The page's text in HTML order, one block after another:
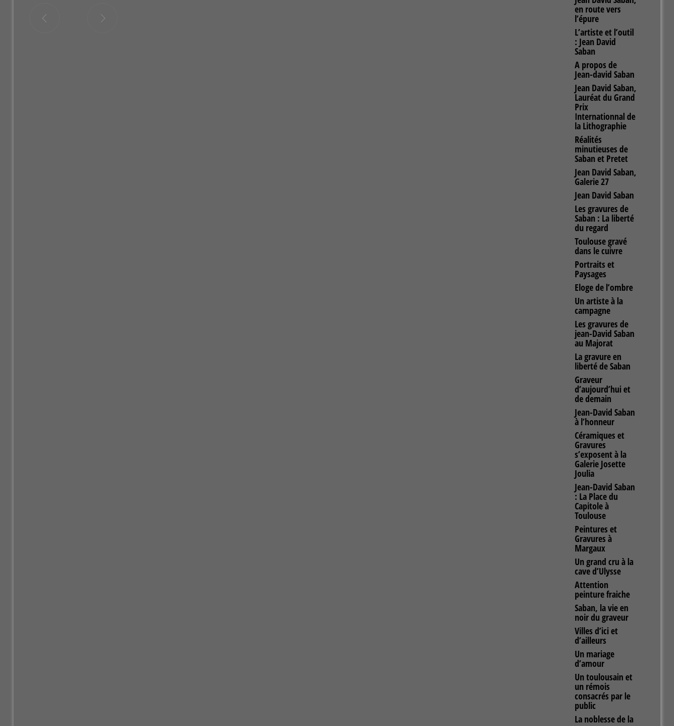
en route vers
l’épure
L’artiste et l’outil
: Jean David
Saban
A propos de
Jean-david Saban
Jean David Saban,
Lauréat du Grand
Prix
Internationnal de
la Lithographie
Réalités
minutieuses de
Saban et Pretet
Jean David Saban,
Galerie 27
Jean David Saban
Les gravures de
Saban : La liberté
du regard
Toulouse gravé
dans le cuivre
Portraits et
Paysages
Eloge de l’ombre
Un artiste à la
campagne
Les gravures de
jean-David Saban
au Majorat
La gravure en
liberté de Saban
Graveur
d’aujourd’hui et
de demain
Jean-David Saban
à l’honneur
Céramiques et
Gravures
s’exposent à la
Galerie Josette
Joulia
Jean-David Saban
: La Place du
Capitole à
Toulouse
Peintures et
Gravures à
Margaux
Un grand cru à la
cave d’Ulysse
Attention
peinture fraiche
Saban, la vie en
noir du graveur
Villes d’ici et
d’ailleurs
Un mariage
d’amour
Un toulousain et
un rémois
consacrés par le
public
La noblesse de la